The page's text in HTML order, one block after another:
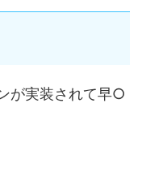
が実装されて早○